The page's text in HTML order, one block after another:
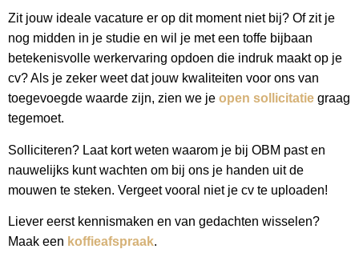
Zit jouw ideale vacature er op dit moment niet bij? Of zit je
nog midden in je studie en wil je met een toffe bijbaan
betekenisvolle werkervaring opdoen die indruk maakt op je
cv? Als je zeker weet dat jouw kwaliteiten voor ons van
toegevoegde waarde zijn, zien we je open sollicitatie graag
tegemoet.
Solliciteren? Laat kort weten waarom je bij OBM past en
nauwelijks kunt wachten om bij ons je handen uit de
mouwen te steken. Vergeet vooral niet je cv te uploaden!
Liever eerst kennismaken en van gedachten wisselen?
Maak een koffieafspraak.